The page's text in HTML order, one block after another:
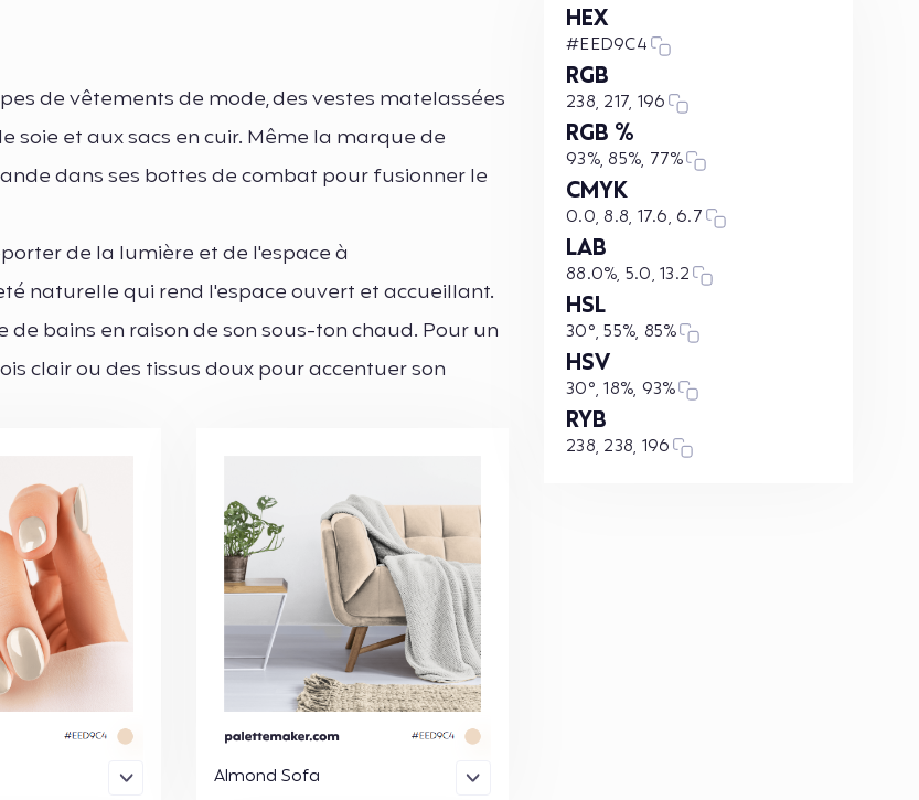
de vêtements de mode, des vestes matelassées
et aux sacs en cuir. Même la marque de
dans ses bottes de combat pour fusionner le
de la lumière et de l'espace à
naturelle qui rend l'espace ouvert et accueillant.
bains en raison de son sous-ton chaud. Pour un
clair ou des tissus doux pour accentuer son
Almond Sofa
HEX
#EED9C4
RGB
238, 217, 196
RGB %
93%, 85%, 77%
CMYK
0.0, 8.8, 17.6, 6.7
LAB
88.0%, 5.0, 13.2
HSL
30°, 55%, 85%
HSV
30°, 18%, 93%
RYB
238, 238, 196